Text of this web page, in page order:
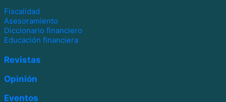
Fiscalidad
Asesoramiento
Diccionario financiero
Educación financiera
Revistas
Opinión
Eventos